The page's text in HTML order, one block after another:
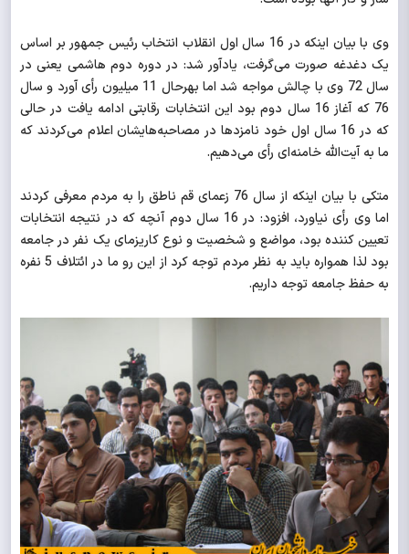
وی با بیان اینکه در 16 سال اول انقلاب انتخاب رئیس جمهور بر اساس
یک دغدغه صورت می‌گرفت، یادآور شد: در دوره دوم هاشمی یعنی در
سال 72 وی با چالش مواجه شد اما بهرحال 11 میلیون رأی آورد و سال
76 که آغاز 16 سال دوم بود این انتخابات رقابتی ادامه یافت در حالی
که در 16 سال اول خود نامزدها در مصاحبه‌هایشان اعلام می‌کردند که
ما به آیت‌الله خامنه‌ای رأی می‌دهیم.
متکی با بیان اینکه از سال 76 زعمای قم ناطق را به مردم معرفی کردند
اما وی رأی نیاورد، افزود: در 16 سال دوم آنچه که در نتیجه انتخابات
تعیین کننده بود، مواضع و شخصیت و نوع کاریزمای یک نفر در جامعه
بود لذا همواره باید به نظر مردم توجه کرد از این رو ما در ائتلاف 5 نفره
به حفظ جامعه توجه داریم.